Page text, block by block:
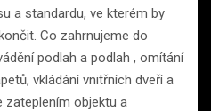
a standardu, ve kterém by
Co zahrnujeme do
podlah a podlah , omítání
vkládání vnitřních dveří a
zateplením objektu a